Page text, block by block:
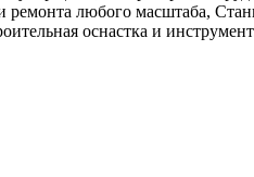
любого масштаба,
оснастка и